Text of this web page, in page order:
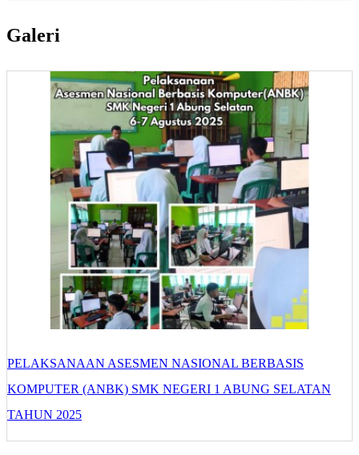
Galeri
PELAKSANAAN ASESMEN NASIONAL BERBASIS
KOMPUTER (ANBK) SMK NEGERI 1 ABUNG SELATAN
TAHUN 2025